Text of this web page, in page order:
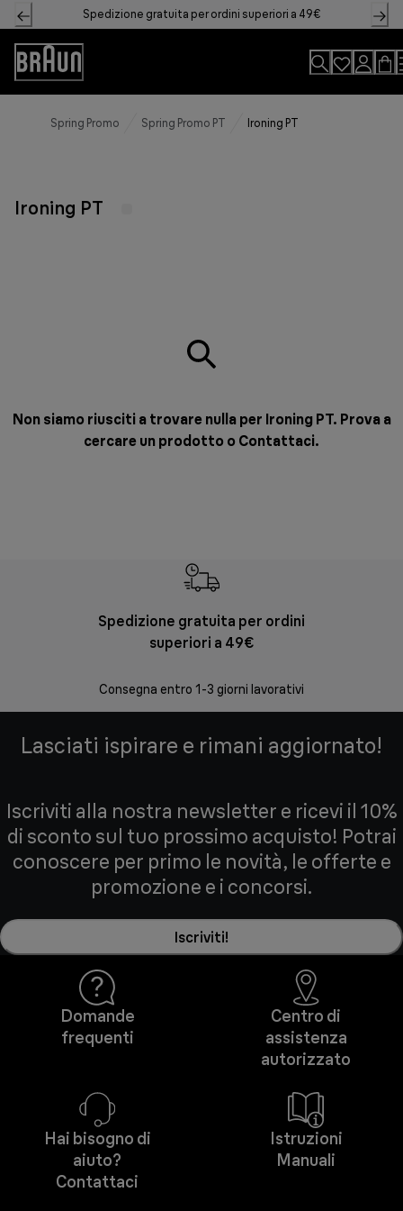
Skip
to
Content
Spedizione gratuita per ordini superiori a 49€
Accessibility
Statement
Spring Promo Spring Promo PT Ironing PT
Ironing PT
Non siamo riusciti a trovare nulla per Ironing PT. Prova a
cercare un prodotto o Contattaci.
Spedizione gratuita per ordini
superiori a 49€
Consegna entro 1-3 giorni lavorativi
Lasciati ispirare e rimani aggiornato!
Iscriviti alla nostra newsletter e ricevi il 10%
di sconto sul tuo prossimo acquisto! Potrai
conoscere per primo le novità, le offerte e
promozione e i concorsi.
Iscriviti!
Domande
frequenti
Centro di
assistenza
autorizzato
Hai bisogno di
aiuto?
Contattaci
Istruzioni
Manuali